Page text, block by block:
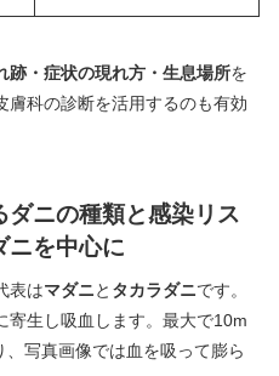
跡・症状の現れ方・生息場所を
膚科の診断を活用するのも有効
ニの種類と感染リス
ニを中心に
表はマダニと タカラダニです。
寄生し吸血します。最大で10m
写真画像では血を吸って膨ら